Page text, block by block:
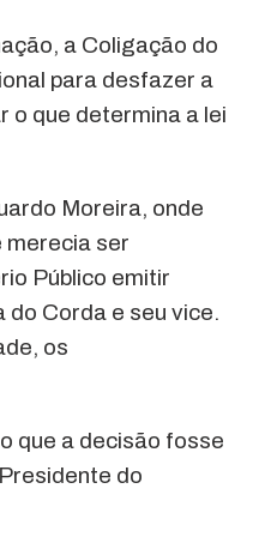
a Coligação do
para desfazer a
o que determina a lei
Moreira, onde
merecia ser
Público emitir
Corda e seu vice.
os
que a decisão fosse
do